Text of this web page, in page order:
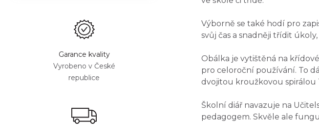
Garance kvality
Vyrobeno v České
republice
Výborně se také hodí pro
svůj čas a snadněji třídit úkoly
Obálka je vytištěná na
pro celoroční používání. To
dvojitou kroužkovou spirálou
Školní diář navazuje na
pedagogem. Skvěle ale